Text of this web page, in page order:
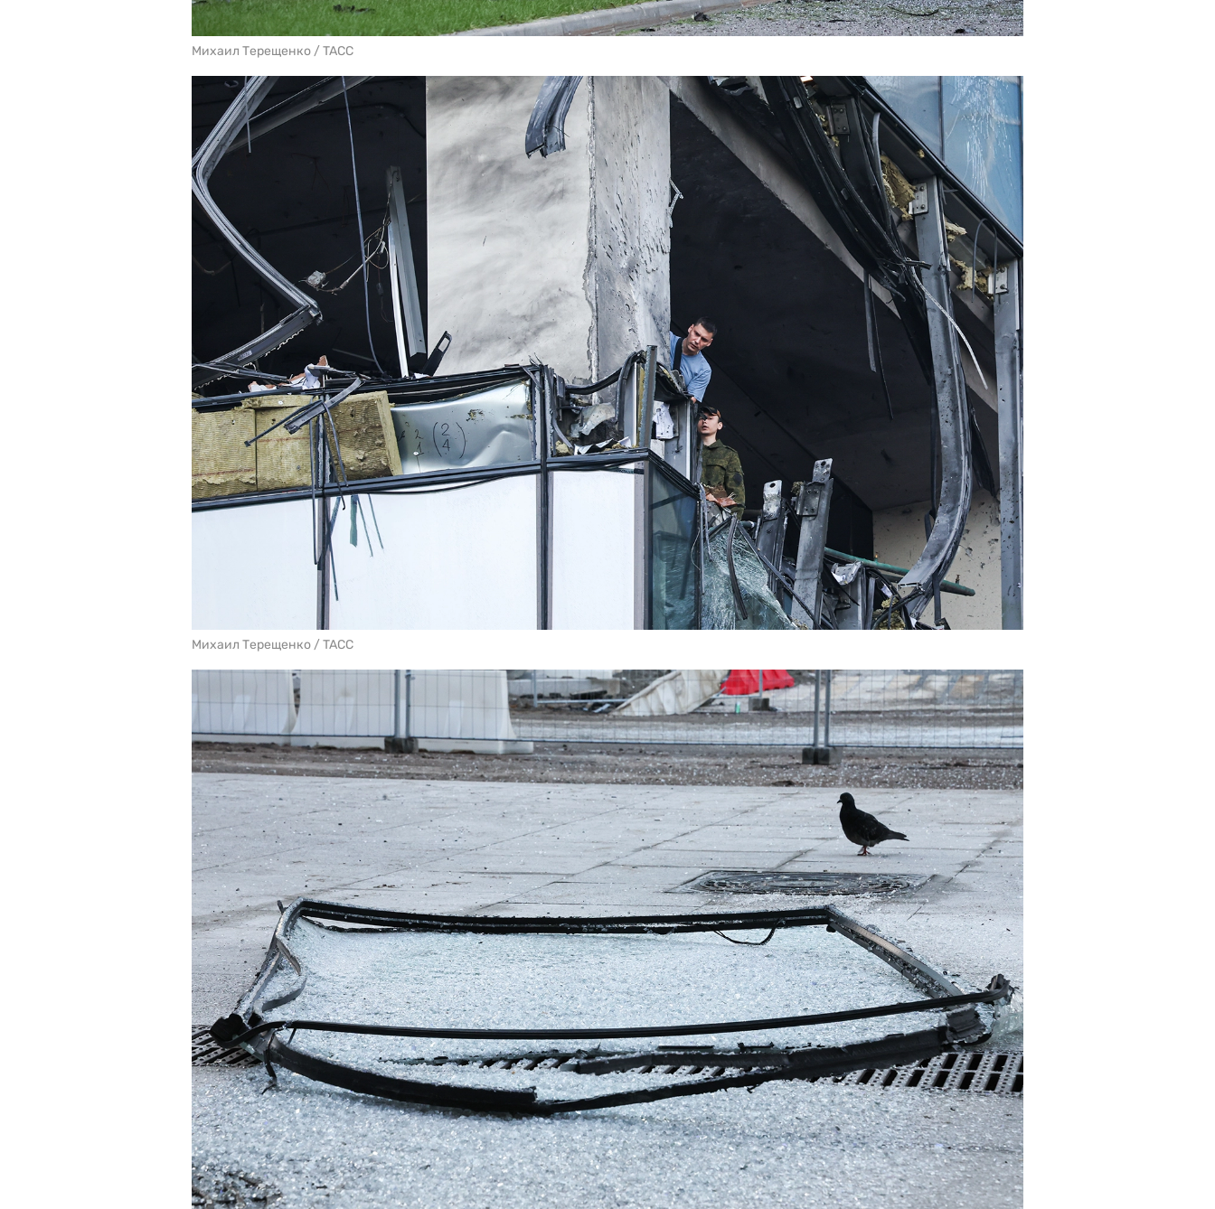
Михаил Терещенко / TACC
Михаил Терещенко / TACC